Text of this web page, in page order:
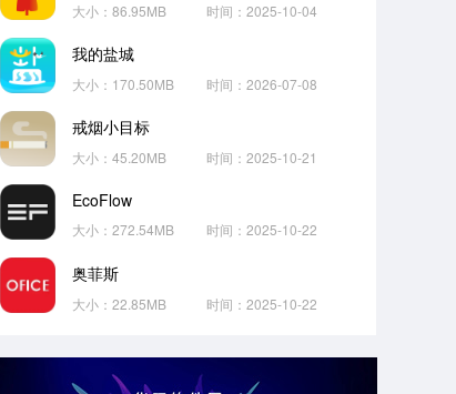
大小：86.95MB 时间：2025-10-04
我的盐城
大小：170.50MB 时间：2026-07-08
戒烟小目标
大小：45.20MB 时间：2025-10-21
EcoFlow
大小：272.54MB 时间：2025-10-22
奥菲斯
大小：22.85MB 时间：2025-10-22